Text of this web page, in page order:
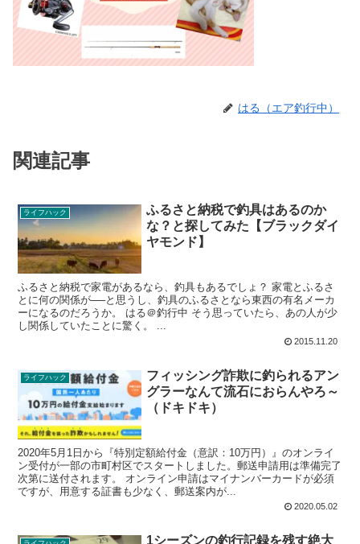
はる（エア釣行中）
関連記事
ライフハック
ふるさと納税で釣具はあるのか
な？と探してみた【ブラックダイ
ヤモンド】
ふるさと納税で家電があるなら、釣具もあるでしょ？ 家電とふるさ
とに何の関係が──と思うし、釣具のふるさとなら東西の有名メーカ
ーになるのだろうか。 はる＠釣行中 そう思っていたら、あの人が少
し関係していたことに驚く。 ...
2015.11.20
ライフハック
フィッシング詐欺に釣られるアン
グラーなんて流石におらんやろ～
（ドキドキ）
2020年5月1日から『特別定額給付金（意訳：10万円）』のオンライ
ン受付が一部の市町村区でスタートしました。郵送申請用は準備完了
次第に送付されます。 オンライン申請はマイナンバーカードが必須
ですが、用意する証書も少なく、郵送案内が...
2020.05.02
1シーズンの釣行記録を残す絶大